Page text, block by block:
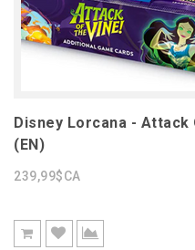
Disney Lorcana -
(EN)
239,99$CA